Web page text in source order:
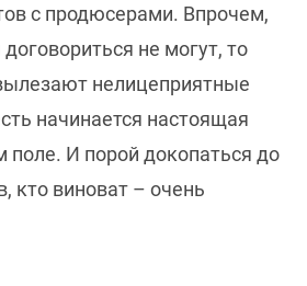
с продюсерами. Впрочем,
не могут, то
нелицеприятные
начинается настоящая
поле. И порой докопаться до
кто виноват – очень